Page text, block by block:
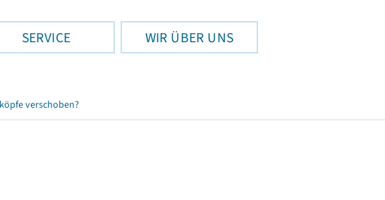
SERVICE WIR ÜBER UNS
verschoben?